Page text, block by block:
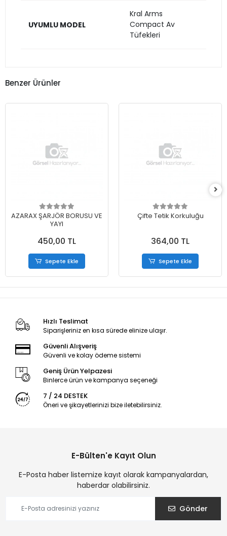
UYUMLU MODEL
Kral Arms
Compact Av
Tüfekleri
Benzer Ürünler
AZARAX ŞARJÖR BORUSU VE
YAYI
450,00 TL
Sepete Ekle
Çifte Tetik Korkuluğu
364,00 TL
Sepete Ekle
Hızlı Teslimat
Siparişleriniz en kısa sürede elinize ulaşır.
Güvenli Alışveriş
Güvenli ve kolay ödeme sistemi
Geniş Ürün Yelpazesi
Binlerce ürün ve kampanya seçeneği
7 / 24 DESTEK
Öneri ve şikayetlerinizi bize iletebilirsiniz.
E-Bülten'e Kayıt Olun
E-Posta haber listemize kayıt olarak kampanyalardan,
haberdar olabilirsiniz.
Gönder